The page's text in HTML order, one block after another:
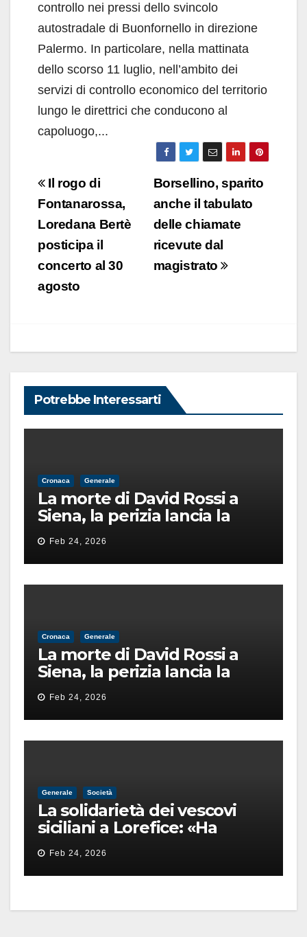
controllo nei pressi dello svincolo
autostradale di Buonfornello in direzione
Palermo. In particolare, nella mattinata
dello scorso 11 luglio, nell’ambito dei
servizi di controllo economico del territorio
lungo le direttrici che conducono al
capoluogo,...
Navigazione
articoli
Borsellino, sparito
anche il tabulato
delle chiamate
ricevute dal
magistrato
Il rogo di
Fontanarossa,
Loredana Bertè
posticipa il
concerto al 30
agosto
Potrebbe Interessarti
Cronaca Generale
La morte di David Rossi a
Siena, la perizia lancia la
pista di un’intimidazione
finita male
Feb 24, 2026
Cronaca Generale
La morte di David Rossi a
Siena, la perizia lancia la
pista di un’intimidazione
finita male
Feb 24, 2026
Generale Società
La solidarietà dei vescovi
siciliani a Lorefice: «Ha
difeso il valore e la dignità
dell’umanità»
Feb 24, 2026